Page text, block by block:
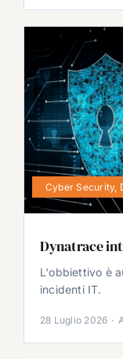
Cyber Security,
Dynatrace
L'obbiettivo è
incidenti IT.
28 Luglio 2026 ·